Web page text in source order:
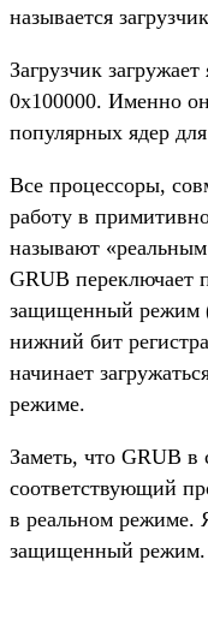
называется
Загрузчик
0x100000. Именно
популярных ядер
Все процессоры,
работу в
называют
GRUB переключает
защищенный режим
нижний бит
начинает
режиме.
Заметь, что GRUB в
соответствующий
в реальном режиме.
защищенный режим.